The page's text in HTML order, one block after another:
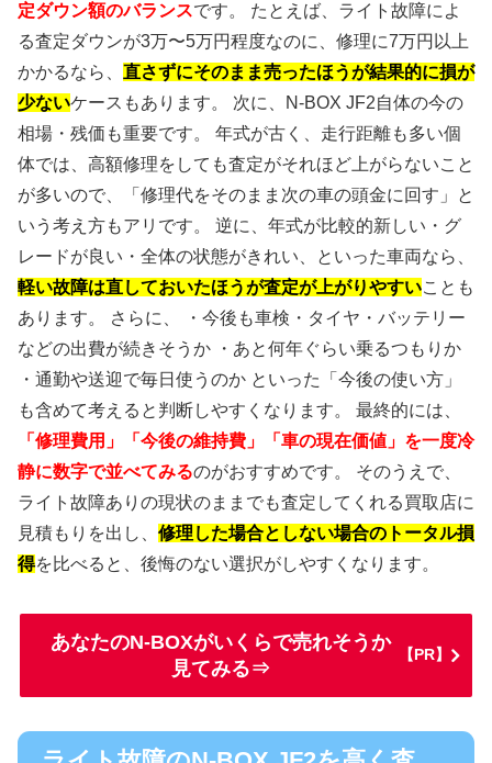
定ダウン額のバランスです。 たとえば、ライト故障によ
る査定ダウンが3万〜5万円程度なのに、修理に7万円以上
かかるなら、 直さずにそのまま売ったほうが結果的に損が
少ないケースもあります。 次に、N-BOX JF2自体の今の
相場・残価も重要です。 年式が古く、走行距離も多い個
体では、高額修理をしても査定がそれほど上がらないこと
が多いので、「修理代をそのまま次の車の頭金に回す」と
いう考え方もアリです。 逆に、年式が比較的新しい・グ
レードが良い・全体の状態がきれい、といった車両なら、
軽い故障は直しておいたほうが査定が上がりやすいことも
あります。 さらに、 ・今後も車検・タイヤ・バッテリー
などの出費が続きそうか ・あと何年ぐらい乗るつもりか
・通勤や送迎で毎日使うのか といった「今後の使い方」
も含めて考えると判断しやすくなります。 最終的には、
「修理費用」「今後の維持費」「車の現在価値」を一度冷
静に数字で並べてみるのがおすすめです。 そのうえで、
ライト故障ありの現状のままでも査定してくれる買取店に
見積もりを出し、 修理した場合としない場合のトータル損
得を比べると、後悔のない選択がしやすくなります。
あなたのN-BOXがいくらで売れそうか
見てみる⇒
【PR】